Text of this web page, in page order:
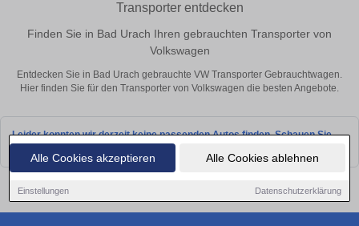
Alle Cookies akzeptieren Alle Cookies ablehnen
Einstellungen Datenschutzerklärung
Transporter entdecken
Finden Sie in Bad Urach Ihren gebrauchten Transporter von
Volkswagen
Entdecken Sie in Bad Urach gebrauchte VW Transporter Gebrauchtwagen.
Hier finden Sie für den Transporter von Volkswagen die besten Angebote.
Leider konnten wir derzeit keine passenden Autos finden. Schauen Sie